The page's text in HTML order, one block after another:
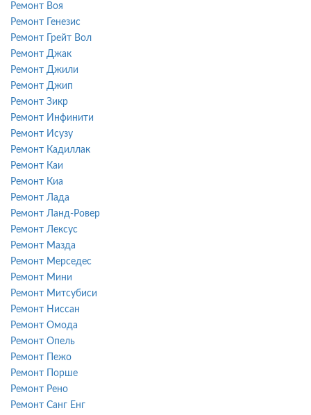
Ремонт Воя
Ремонт Генезис
Ремонт Грейт Вол
Ремонт Джак
Ремонт Джили
Ремонт Джип
Ремонт Зикр
Ремонт Инфинити
Ремонт Исузу
Ремонт Кадиллак
Ремонт Каи
Ремонт Киа
Ремонт Лада
Ремонт Ланд-Ровер
Ремонт Лексус
Ремонт Мазда
Ремонт Мерседес
Ремонт Мини
Ремонт Митсубиси
Ремонт Ниссан
Ремонт Омода
Ремонт Опель
Ремонт Пежо
Ремонт Порше
Ремонт Рено
Ремонт Санг Енг